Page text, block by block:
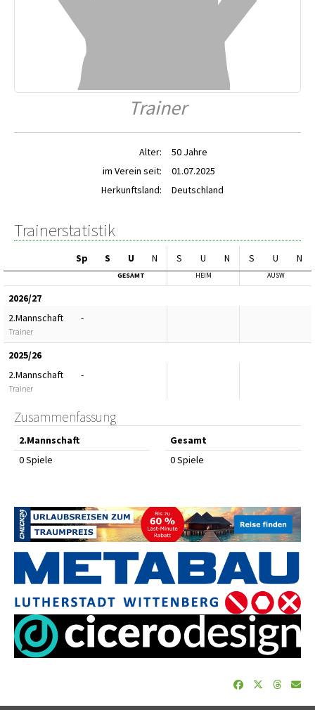
Trainer
Alter:
50 Jahre
im Verein seit:
01.07.2025
Herkunftsland:
Deutschland
Trainerstatistik
Sp S U N S U N S U N
GESAMT HEIM AUSW
2026/27
2.Mannschaft
Trainer
-
2025/26
2.Mannschaft
Trainer
-
Zusammenfassung
2.Mannschaft
0 Spiele
Gesamt
0 Spiele